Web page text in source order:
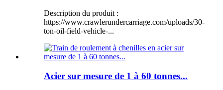
Description du produit :
https://www.crawlerundercarriage.com/uploads/30-
ton-oil-field-vehicle-...
Acier sur mesure de 1 à 60 tonnes...